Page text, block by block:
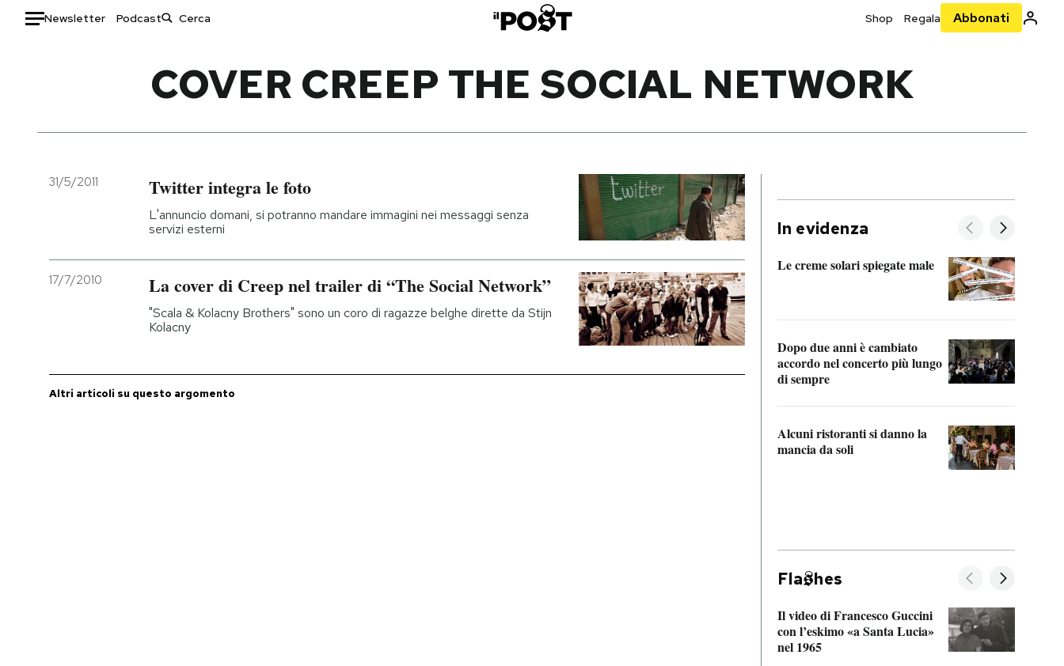
Newsletter Podcast Shop Regala Abbonati
Italia
Politica
Moda
Storie/Idee
Ok Boomer!
Altrecose
Mondiali calcio 2026
PODCAST
COVER CREEP THE SOCIAL NETWORK
31/5/2011 Twitter integra le foto
L'annuncio domani, si potranno mandare immagini nei messaggi senza
servizi esterni
17/7/2010 La cover di Creep nel trailer di “The Social Network”
"Scala & Kolacny Brothers" sono un coro di ragazze belghe dirette da Stijn
Kolacny
Altri articoli su questo argomento
In evidenza
Le creme solari spiegate male
Dopo due anni è cambiato
accordo nel concerto più lungo
di sempre
Alcuni ristoranti si danno la
mancia da soli
Fla hes
Il video di Francesco Guccini
con l’eskimo «a Santa Lucia»
nel 1965